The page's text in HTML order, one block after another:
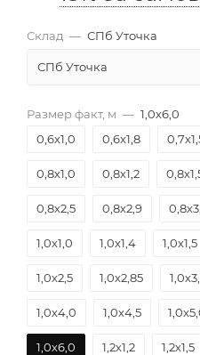
Склад — СПб Уточка
СПб Уточка
Размер факт, м — 1,0х6,0
0,6х1,0
0,6х1,8
0,8х1,0 0,8х1,2
0,8х2,5 0,8х2,9
1,0х1,0 1,0х1,4 1,0х1,5
1,0х2,5 1,0х2,85
1,0х4,0 1,0х4,5
1,0х6,0 1,2х1,2 1,2х1,5